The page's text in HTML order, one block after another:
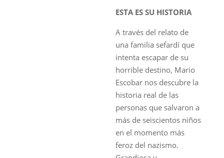
ESTA ES SU HISTORIA
A través del relato de
una familia sefardí que
intenta escapar de su
horrible destino, Mario
Escobar nos descubre la
historia real de las
personas que salvaron a
más de seiscientos niños
en el momento más
feroz del nazismo.